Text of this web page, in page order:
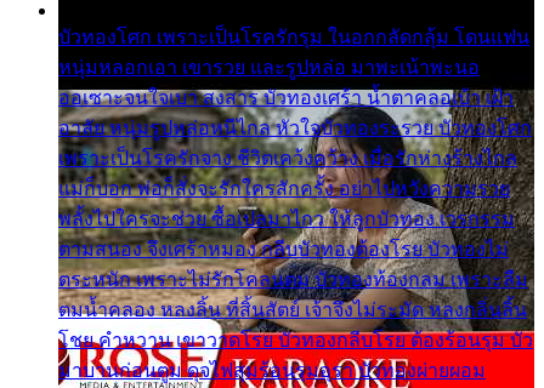
บัวทองโศก เพราะเป็นโรครักรุม ในอกกลัดกลุ้ม โดนแฟน
หนุ่มหลอกเอา เขารวย และรูปหล่อ มาพะเน้าพะนอ
ออเซาะจนใจเบา สงสาร บัวทองเศร้า น้ำตาคลอเบ้า เฝ้า
อาลัย หนุ่มรูปหล่อหนีไกล หัวใจบัวทองระรวย บัวทองโศก
เพราะเป็นโรครักจาง ชีวิตเคว้งคว้าง เมื่อรักห่างร้างไกล
แม่ก็บอก พ่อก็สั่งจะรักใครสักครั้ง อย่าไปหวังความรวย
พลั้งไปใครจะช่วย ซื้อเปลมาไกว ให้ลูกบัวทอง เวรกรรม
ตามสนอง จึงเศร้าหมอง กลีบบัวทองต้องโรย บัวทองไม่
ตระหนัก เพราะไม่รักโคลนตม บัวทองท้องกลม เพราะลืม
ตมน้ำคลอง หลงลิ้น ที่สิ้นสัตย์ เจ้าจึงไม่ระมัด หลงกลิ่นลิ้น
โชย คำหวาน เขาวาดโรย บัวทองกลีบโรย ต้องร้อนรุม บัว
มาบานก่อนตูม ดุจไฟสุมร้อนรุมอุรา บัวทองผ่ายผอม